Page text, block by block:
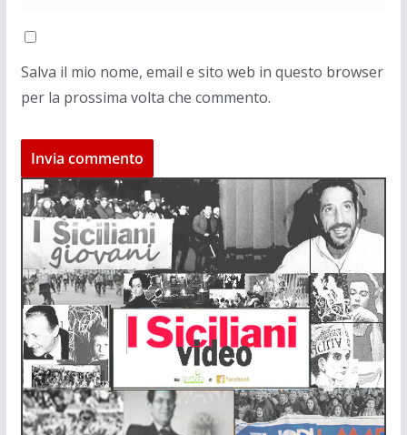
Salva il mio nome, email e sito web in questo browser
per la prossima volta che commento.